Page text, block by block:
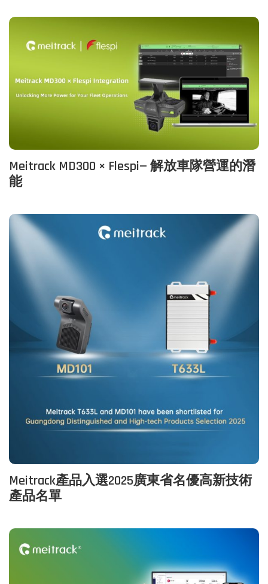
Meitrack MD300 × Flespi— 解放車隊營運的潛
能
Meitrack產品入選2025廣東省名優高新技術
產品名單